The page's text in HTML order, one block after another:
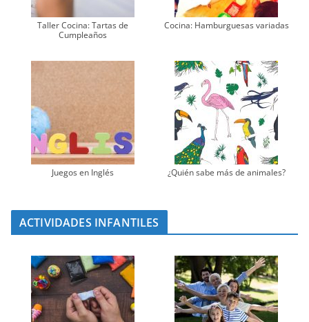
Taller Cocina: Tartas de
Cumpleaños
Cocina: Hamburguesas variadas
Juegos en Inglés ¿Quién sabe más de animales?
ACTIVIDADES INFANTILES